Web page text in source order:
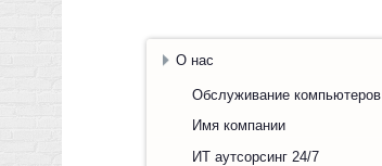
О нас
Обслуживание компьютеров
Имя компании
ИТ аутсорсинг 24/7